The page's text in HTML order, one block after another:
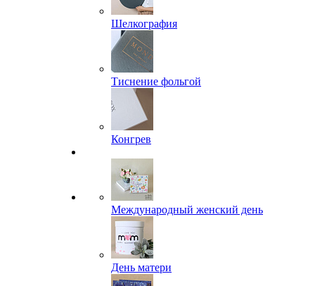
Шелкография
Тиснение фольгой
Конгрев
Международный женский день
День матери